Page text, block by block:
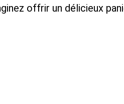
offrir un délicieux